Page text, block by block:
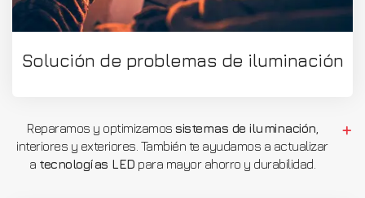
Solución de problemas de iluminación
Reparamos y optimizamos sistemas de iluminación
interiores y exteriores. También te ayudamos a actualizar
a tecnologías LED para mayor ahorro y durabilidad.